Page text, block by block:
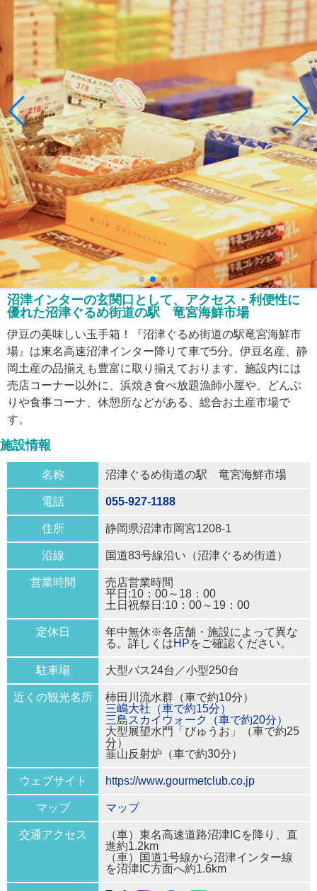
沼津インターの玄関口として、アクセス・利便性に
優れた沼津ぐるめ街道の駅 竜宮海鮮市場
伊豆の美味しい玉手箱！『沼津ぐるめ街道の駅竜宮海鮮市
場』は東名高速沼津インター降りて車で5分。伊豆名産、静
岡土産の品揃えも豊富に取り揃えております。施設内には
売店コーナー以外に、浜焼き食べ放題漁師小屋や、どんぶ
りや食事コーナ、休憩所などがある、総合お土産市場で
す。
施設情報
名称 沼津ぐるめ街道の駅 竜宮海鮮市場
電話 055-927-1188
住所 静岡県沼津市岡宮1208-1
沿線 国道83号線沿い（沼津ぐるめ街道）
営業時間
売店営業時間
平日:10：00～18：00
土日祝祭日:10：00～19：00
定休日
年中無休※各店舗・施設によって異な
る。詳しくはHPをご確認ください。
駐車場 大型バス24台／小型250台
近くの観光名所
柿田川流水群（車で約10分）
三嶋大社（車で約15分）
三島スカイウォーク（車で約20分）
大型展望水門「びゅうお」（車で約25
分）
韮山反射炉（車で約30分）
ウェブサイト https://www.gourmetclub.co.jp
マップ マップ
交通アクセス
（車）東名高速道路沼津ICを降り、直
進約1.2km
（車）国道1号線から沼津インター線
を沼津IC方面へ約1.6km